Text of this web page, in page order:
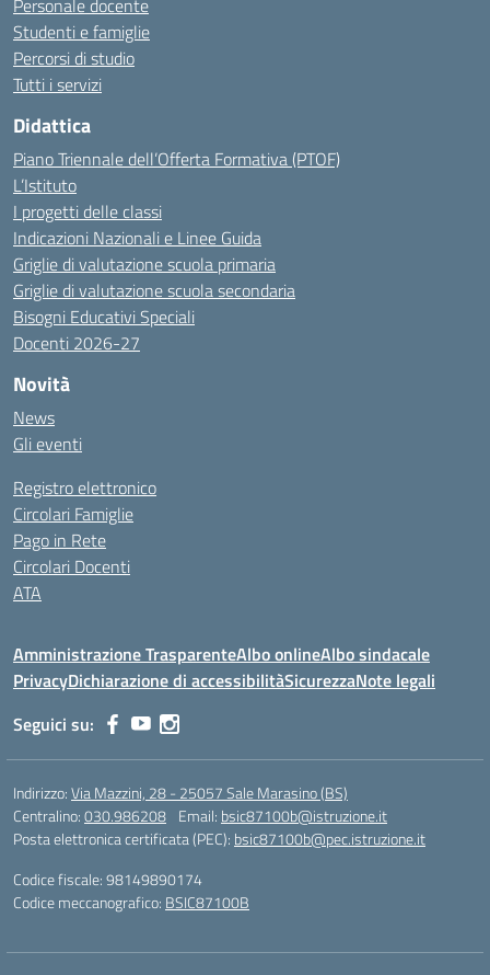
Personale docente
Studenti e famiglie
Percorsi di studio
Tutti i servizi
Didattica
Piano Triennale dell’Offerta Formativa (PTOF)
L’Istituto
I progetti delle classi
Indicazioni Nazionali e Linee Guida
Griglie di valutazione scuola primaria
Griglie di valutazione scuola secondaria
Bisogni Educativi Speciali
Docenti 2026-27
Novità
News
Gli eventi
Registro elettronico
Circolari Famiglie
Pago in Rete
Circolari Docenti
ATA
Amministrazione TrasparenteAlbo onlineAlbo sindacale
PrivacyDichiarazione di accessibilitàSicurezzaNote legali
Seguici su:
Indirizzo:Via Mazzini, 28 - 25057 Sale Marasino (BS)
Centralino:030.986208 Email: bsic87100b@istruzione.it
Posta elettronica certificata (PEC): bsic87100b@pec.istruzione.it
Codice fiscale: 98149890174
Codice meccanografico: BSIC87100B